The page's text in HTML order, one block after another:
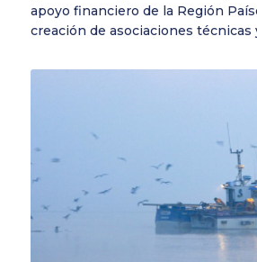
apoyo financiero de la Región
creación de asociaciones técnicas